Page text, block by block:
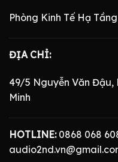
Phòng Kinh Tế Hạ
ĐỊA CHỈ:
49/5 Nguyễn Văn Đậu,
Minh
HOTLINE:0868 068